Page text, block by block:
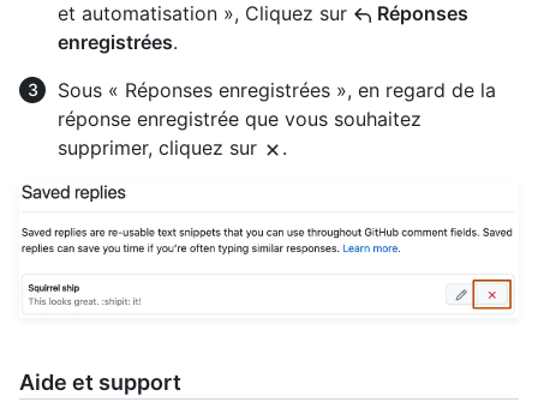
et automatisation », Cliquez sur
Réponses
enregistrées.
Sous « Réponses enregistrées », en regard de la
réponse enregistrée que vous souhaitez
supprimer, cliquez sur
.
Aide et support